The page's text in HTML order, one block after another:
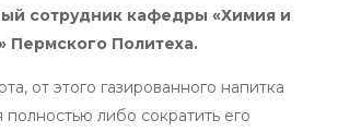
сотрудник кафедры «Химия и
Пермского Политеха.
от этого газированного напитка
полностью либо сократить его